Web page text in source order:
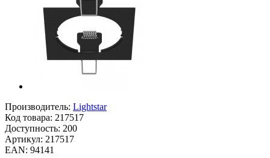
Производитель: Lightstar
Код товара: 217517
Доступность: 200
Артикул: 217517
EAN: 94141